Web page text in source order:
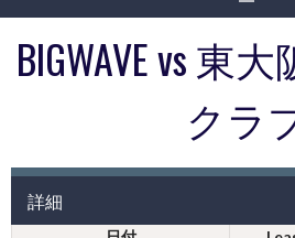
BIGWAVE vs 東
クラ
詳細